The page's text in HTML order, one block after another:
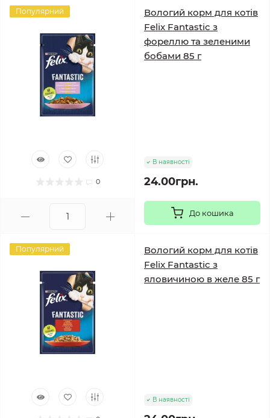
Популярний
0
Вологий корм для котів
Felix Fantastic з
фореллю та зеленими
бобами 85 г
В наявності
24.00грн.
До кошика
Популярний
Вологий корм для котів
Felix Fantastic з
яловичиною в желе 85 г
В наявності